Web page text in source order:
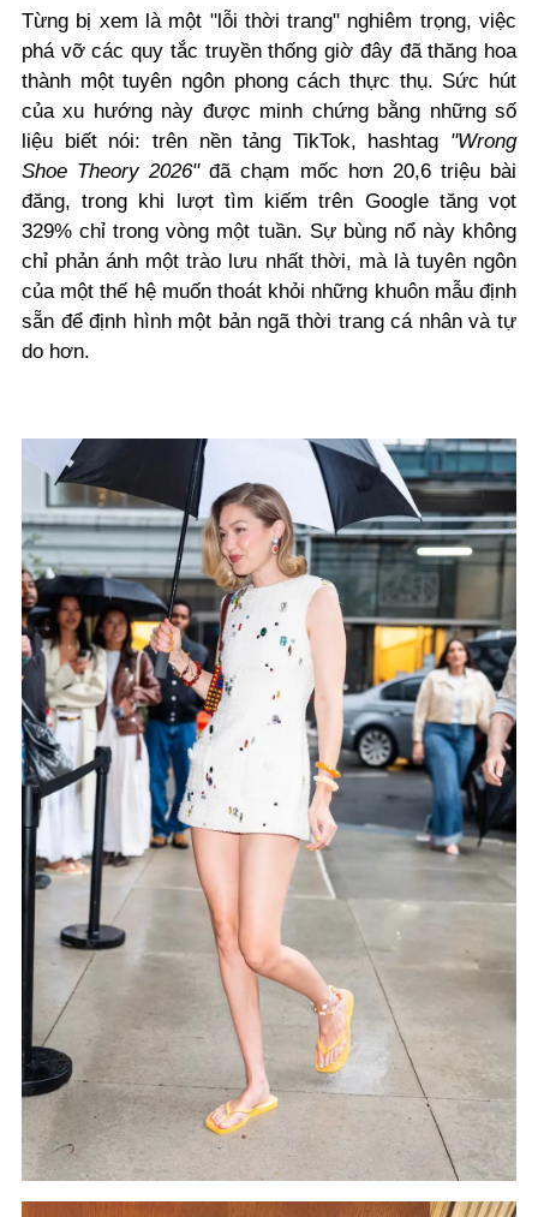
Từng bị xem là một "lỗi thời trang" nghiêm trọng, việc
phá vỡ các quy tắc truyền thống giờ đây đã thăng hoa
thành một tuyên ngôn phong cách thực thụ. Sức hút
của xu hướng này được minh chứng bằng những số
liệu biết nói: trên nền tảng TikTok, hashtag "Wrong
Shoe Theory 2026"đã chạm mốc hơn 20,6 triệu bài
đăng, trong khi lượt tìm kiếm trên Google tăng vọt
329% chỉ trong vòng một tuần. Sự bùng nổ này không
chỉ phản ánh một trào lưu nhất thời, mà là tuyên ngôn
của một thế hệ muốn thoát khỏi những khuôn mẫu định
sẵn để định hình một bản ngã thời trang cá nhân và tự
do hơn.